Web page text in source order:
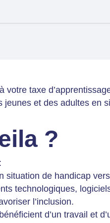
votre taxe
et des adultes en
?
de handicap vers
technologiques,
l’inclusion.
d’un travail et